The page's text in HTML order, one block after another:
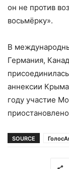
он не против
восьмёрку».
В
Германия,
аннексии
году участие
SOURCE